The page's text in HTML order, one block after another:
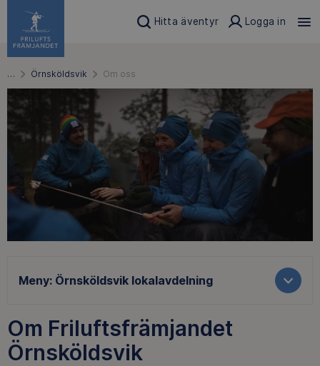
Hitta äventyr Logga in
… Örnsköldsvik Om oss
Meny: Örnsköldsvik lokalavdelning
Om Friluftsfrämjandet
Örnsköldsvik